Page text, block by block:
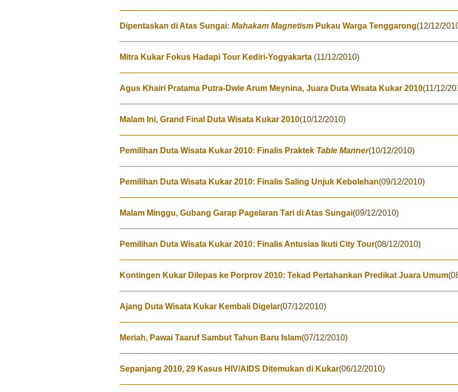
Dipentaskan di Atas Sungai: Mahakam Magnetism Pukau Warga Tenggarong(12/12/
Mitra Kukar Fokus Hadapi Tour Kediri-Yogyakarta (11/12/2010)
Agus Khairi Pratama Putra-Dwie Arum Meynina, Juara Duta Wisata Kukar 2010(11/12/
Malam Ini, Grand Final Duta Wisata Kukar 2010(10/12/2010)
Pemilihan Duta Wisata Kukar 2010: Finalis Praktek Table Manner(10/12/2010)
Pemilihan Duta Wisata Kukar 2010: Finalis Saling Unjuk Kebolehan(09/12/2010)
Malam Minggu, Gubang Garap Pagelaran Tari di Atas Sungai(09/12/2010)
Pemilihan Duta Wisata Kukar 2010: Finalis Antusias Ikuti City Tour(08/12/2010)
Kontingen Kukar Dilepas ke Porprov 2010: Tekad Pertahankan Predikat Juara Umum
Ajang Duta Wisata Kukar Kembali Digelar(07/12/2010)
Meriah, Pawai Taaruf Sambut Tahun Baru Islam(07/12/2010)
Sepanjang 2010, 29 Kasus HIV/AIDS Ditemukan di Kukar(06/12/2010)